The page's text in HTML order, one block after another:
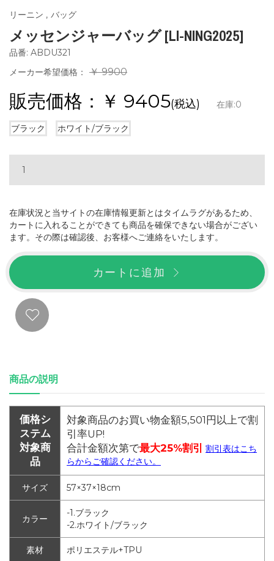
リーニン , バッグ
メッセンジャーバッグ [LI-NING2025]
品番: ABDU321
メーカー希望価格：
￥ 9900
販売価格：￥ 9405(税込) 在庫:0
ブラック ホワイト/ブラック
在庫状況と当サイトの在庫情報更新とはタイムラグがあるため、
カートに入れることができても商品を確保できない場合がござい
ます。その際は確認後、お客様へご連絡をいたします。
カートに追加
商品の説明
価格シ
ステム
対象商
品
対象商品のお買い物金額5,501円以上で割
引率UP!
合計金額次第で最大25%割引
割引表はこち
らからご確認ください。
サイズ 57×37×18cm
カラー
-1.ブラック
-2.ホワイト/ブラック
素材 ポリエステル+TPU